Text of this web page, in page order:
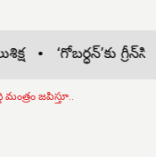
గ్రీన్‌సిగ్నల్ •
మంత్రం జపిస్తూ..